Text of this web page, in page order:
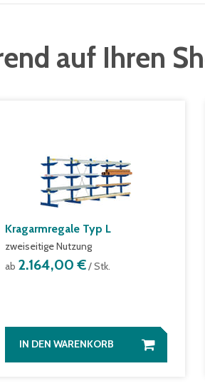
auf Ihren
Kragarmregale Typ L
zweiseitige Nutzung
ab 2.164,00 €/ Stk.
IN DEN WARENKORB